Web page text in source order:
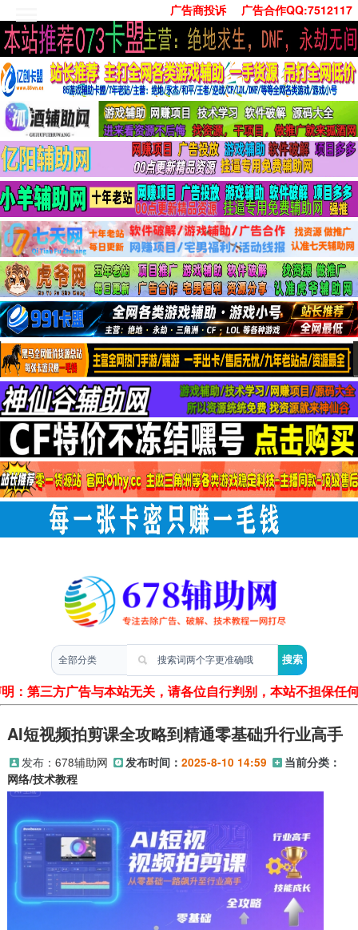
广告商投诉 广告合作QQ:7512117
首页
技术学习
安卓绿化
单机游戏
社交娱乐
系统工具
活动线报
常用办公
源码收集
值得一看
两性情感
：第三方广告与本站无关，请各位自行判别，本站不担保
AI短视频拍剪课全攻略到精通零基础升行业高手
发布： 678辅助网 发布时间： 2025-8-10 14:59
当前分类：
网络/技术教程